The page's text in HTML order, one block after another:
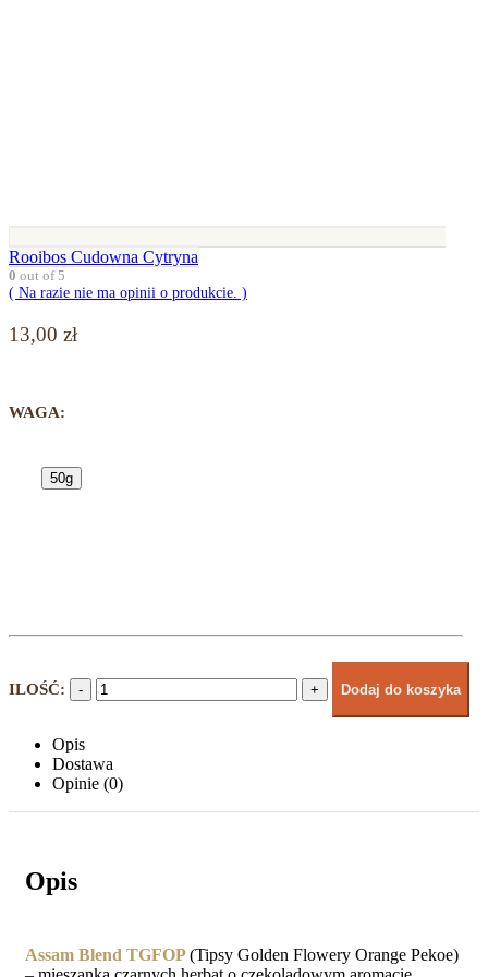
Rooibos Cudowna Cytryna
0 out of 5
( Na razie nie ma opinii o produkcie. )
13,00 zł
WAGA:
50g
- + Dodaj do koszyka
Opis
Dostawa
Opinie (0)
Opis
Assam Blend TGFOP(Tipsy Golden Flowery Orange Pekoe)